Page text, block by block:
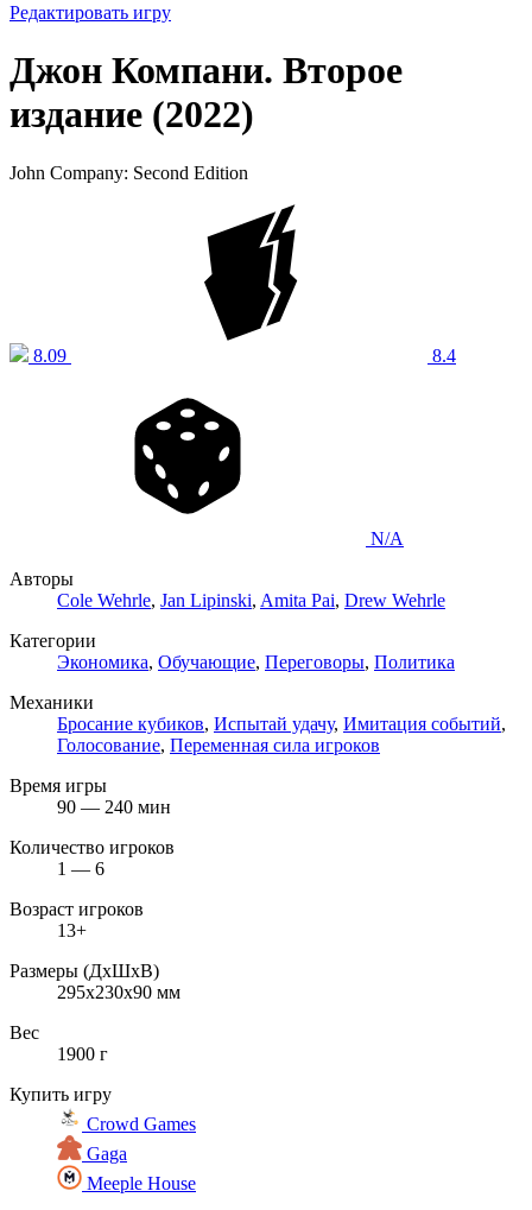
Редактировать игру
Джон Компани. Второе
издание (2022)
John Company: Second Edition
8.09 8.4
N/A
Авторы
Cole Wehrle, Jan Lipinski, Amita Pai, Drew Wehrle
Категории
Экономика, Обучающие, Переговоры, Политика
Механики
Бросание кубиков, Испытай удачу, Имитация событий,
Голосование, Переменная сила игроков
Время игры
90 — 240 мин
Количество игроков
1 — 6
Возраст игроков
13+
Размеры (ДxШxВ)
295x230x90 мм
Вес
1900 г
Купить игру
Crowd Games
Gaga
Meeple House